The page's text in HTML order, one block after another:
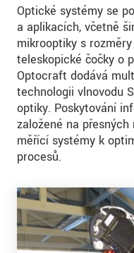
Optické systémy se
a aplikacích, včetně
mikrooptiky s
teleskopické čočky o
Optocraft dodává
technologii vlnovodu
optiky. Poskytování
založené na
měřící systémy k
procesů.